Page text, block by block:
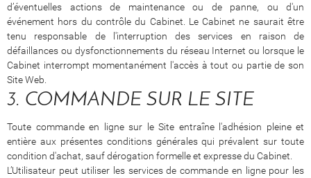
d’éventuelles actions de maintenance ou de panne, ou d'un
événement hors du contrôle du Cabinet. Le Cabinet ne saurait être
tenu responsable de l'interruption des services en raison de
défaillances ou dysfonctionnements du réseau Internet ou lorsque le
Cabinet interrompt momentanément l'accès à tout ou partie de son
Site Web.
3. COMMANDE SUR LE SITE
Toute commande en ligne sur le Site entraîne l'adhésion pleine et
entière aux présentes conditions générales qui prévalent sur toute
condition d'achat, sauf dérogation formelle et expresse du Cabinet.
L’Utilisateur peut utiliser les services de commande en ligne pour les